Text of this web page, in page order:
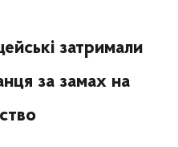
затримали
за замах на